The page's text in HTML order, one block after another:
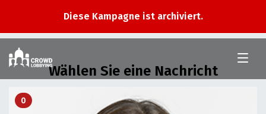
Diese Kampagne ist archiviert.
Wählen Sie eine Nachricht
0